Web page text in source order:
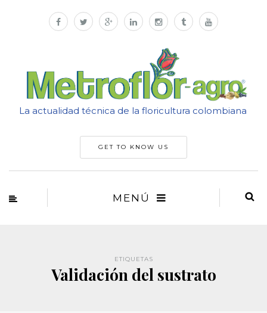
La actualidad técnica de la floricultura colombiana
GET TO KNOW US
MENÚ
ETIQUETAS
Validación del sustrato